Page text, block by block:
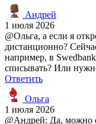
Андрей
1 июля 2026
@Ольга, а если я
дистанционно?
например, в
списывать? Или
Ответить
Ольга
1 июля 2026
@Андрей: Да, можно